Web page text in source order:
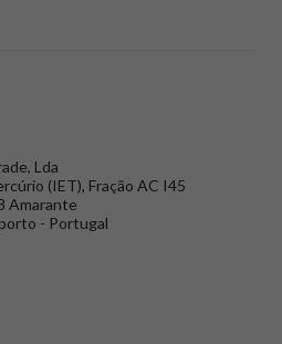
Lda
(IET), Fração AC I45
Amarante
- Portugal